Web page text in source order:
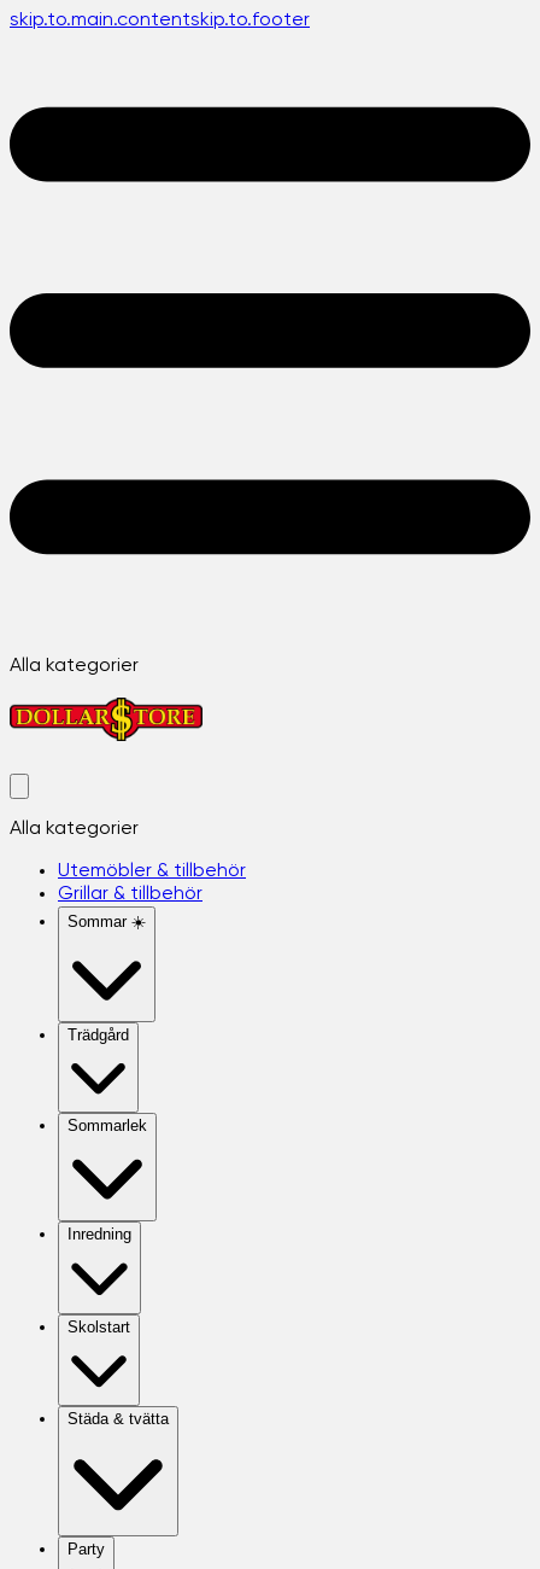
skip.to.main.contentskip.to.footer
Alla kategorier
Alla kategorier
Utemöbler & tillbehör
Grillar & tillbehör
Sommar ☀️
Trädgård
Sommarlek
Inredning
Skolstart
Städa & tvätta
Party